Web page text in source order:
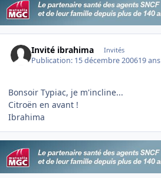
Invité ibrahima Invités
Publication: 15 décembre 200619 ans
Bonsoir Typiac, je m'incline...
Citroën en avant !
Ibrahima